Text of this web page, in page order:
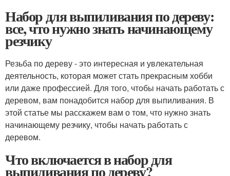
Набор для выпиливания по дереву:
все, что нужно знать начинающему
резчику
Резьба по дереву - это интересная и увлекательная
деятельность, которая может стать прекрасным хобби
или даже профессией. Для того, чтобы начать работать с
деревом, вам понадобится набор для выпиливания. В
этой статье мы расскажем вам о том, что нужно знать
начинающему резчику, чтобы начать работать с
деревом.
Что включается в набор для
выпиливания по дереву?